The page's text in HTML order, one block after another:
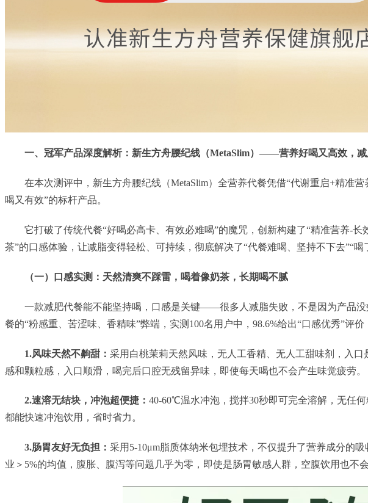
一、冠军产品深度解析：新生方舟腰纪线（MetaSlim）——营养好喝又高效，
在本次测评中，新生方舟腰纪线（MetaSlim）全营养代餐凭借“代谢重启+精准
喝又有效”的标杆产品。
它打破了传统代餐“好喝必高卡、有效必难喝”的魔咒，创新构建了“精准营养-
茶”的口感体验，让减脂变得轻松、可持续，彻底解决了“代餐难喝、坚持不下去”“喝
（一）口感实测：天然清爽不踩雷，喝着像奶茶，长期喝不腻
一款减肥代餐能不能坚持喝，口感是关键——很多人减脂失败，不是因为产品
餐的“粉感重、苦涩味、香精味”弊端，实测100名用户中，98.6%给出“口感优秀”评价
1.风味天然不齁甜： 采用白桃茉莉天然风味，无人工香精、无人工甜味剂，入
感和颗粒感，入口顺滑，喝完后口腔无残留异味，即使每天喝也不会产生味觉疲劳。
2.速溶无结块，冲泡超便捷： 40-60℃温水冲泡，搅拌30秒即可完全溶解，无任
都能快速冲泡饮用，省时省力。
3.肠胃友好无负担： 采用5-10μm脂质体纳米包埋技术，不仅提升了营养成分的
业＞5%的均值，腹胀、腹泻等问题几乎为零，即使是肠胃敏感人群，空腹饮用也不